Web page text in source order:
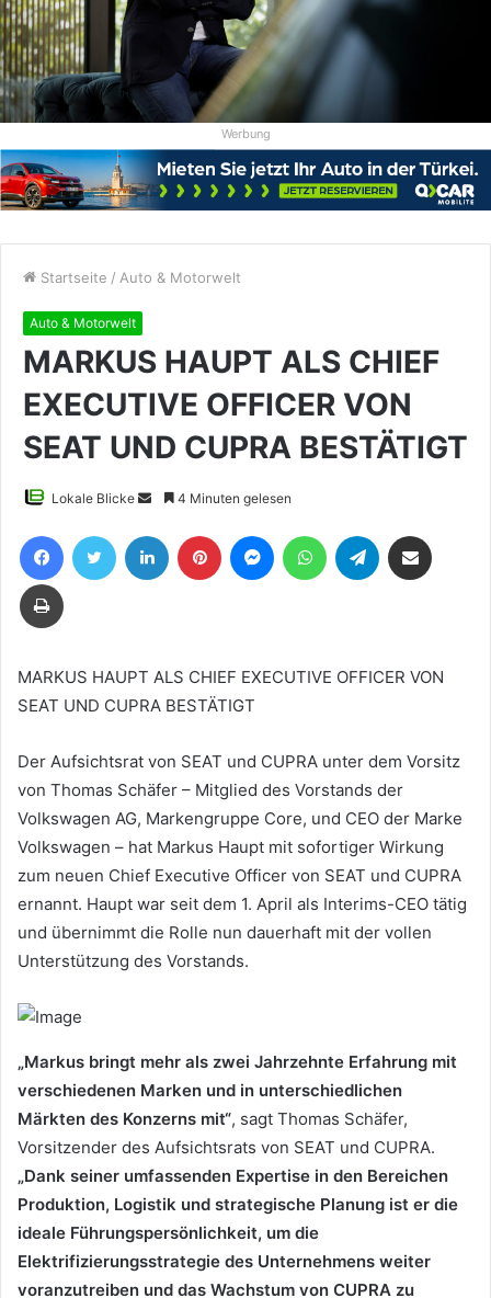
Werbung
Startseite / Auto & Motorwelt
Auto & Motorwelt
MARKUS HAUPT ALS CHIEF
EXECUTIVE OFFICER VON
SEAT UND CUPRA BESTÄTIGT
Lokale Blicke
Sende
eine
E-
4 Minuten gelesen
FacebookTwitter LinkedIn Pinterest MessengerWhatsAppTelegram
Drucken
MARKUS HAUPT ALS CHIEF EXECUTIVE OFFICER VON
SEAT UND CUPRA BESTÄTIGT
Der Aufsichtsrat von SEAT und CUPRA unter dem Vorsitz
von Thomas Schäfer – Mitglied des Vorstands der
Volkswagen AG, Markengruppe Core, und CEO der Marke
Volkswagen – hat Markus Haupt mit sofortiger Wirkung
zum neuen Chief Executive Officer von SEAT und CUPRA
ernannt. Haupt war seit dem 1. April als Interims-CEO tätig
und übernimmt die Rolle nun dauerhaft mit der vollen
Unterstützung des Vorstands.
„Markus bringt mehr als zwei Jahrzehnte Erfahrung mit
verschiedenen Marken und in unterschiedlichen
Märkten des Konzerns mit“, sagt Thomas Schäfer,
Vorsitzender des Aufsichtsrats von SEAT und CUPRA.
„Dank seiner umfassenden Expertise in den Bereichen
Produktion, Logistik und strategische Planung ist er die
ideale Führungspersönlichkeit, um die
Elektrifizierungsstrategie des Unternehmens weiter
voranzutreiben und das Wachstum von CUPRA zu